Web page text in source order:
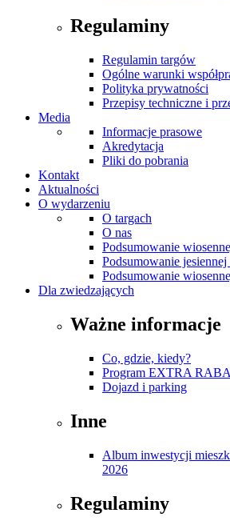
Regulaminy
Regulamin targów
Ogólne warunki
Polityka prywatności
Przepisy techniczne i
Media
Informacje prasowe
Akredytacja
Pliki do pobrania
Kontakt
Aktualności
O wydarzeniu
O targach
O nas
Podsumowanie
Podsumowanie
Podsumowanie
Dla zwiedzających
Ważne informacje
Co, gdzie, kiedy?
Program EXTRA
Dojazd i parking
Inne
Album inwestycji
2026
Regulaminy